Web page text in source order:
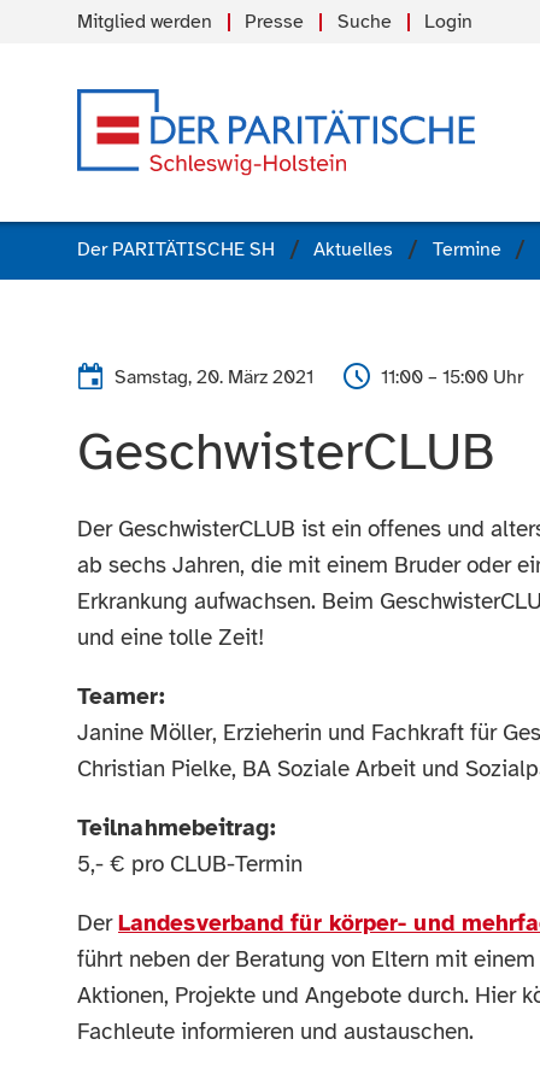
Mitglied werden Presse Suche Login
Der PARITÄTISCHE SH Aktuelles Termine
Samstag, 20. März 2021 11:00 – 15:00 Uhr
GeschwisterCLUB
Der GeschwisterCLUB ist ein offenes und
ab sechs Jahren, die mit einem Bruder oder
Erkrankung aufwachsen. Beim
und eine tolle Zeit!
Teamer:
Janine Möller, Erzieherin und Fachkraft für
Christian Pielke, BA Soziale Arbeit und
Teilnahmebeitrag:
5,- € pro CLUB-Termin
DerLandesverband für körper- und
führt neben der Beratung von Eltern mit
Aktionen, Projekte und Angebote durch. Hier
Fachleute informieren und austauschen.